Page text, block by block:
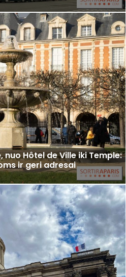
Hôtel de Ville iki Temple:
ir geri adresai